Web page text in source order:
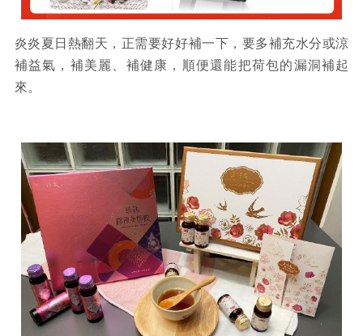
炎炎夏日熱翻天，正需要好好補一下，要多補充水分或涼
補益氣，補美麗、補健康，順便還能把荷包的漏洞補起
來。